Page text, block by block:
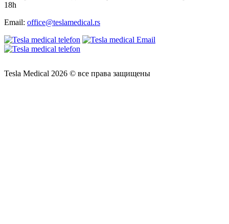
18h
Email: office@teslamedical.rs
Tesla Medical 2026 © все права защищены